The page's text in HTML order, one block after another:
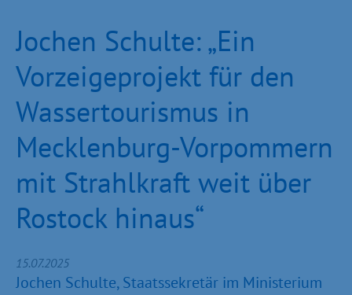
Jochen Schulte: „Ein
Vorzeigeprojekt für den
Wassertourismus in
Mecklenburg-Vorpommern
mit Strahlkraft weit über
Rostock hinaus“
15.07.2025
Jochen Schulte, Staatssekretär im Ministerium